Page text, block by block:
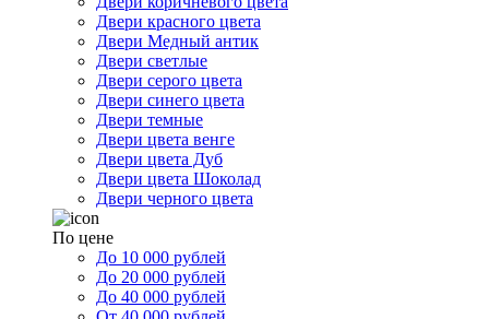
Двери красного цвета
Двери Медный антик
Двери светлые
Двери серого цвета
Двери синего цвета
Двери темные
Двери цвета венге
Двери цвета Дуб
Двери цвета Шоколад
Двери черного цвета
По цене
До 10 000 рублей
До 20 000 рублей
До 40 000 рублей